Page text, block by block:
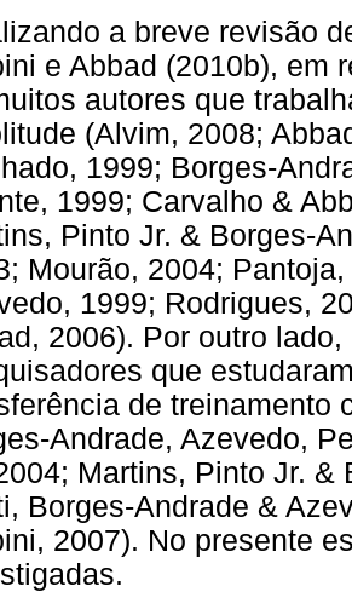
a breve revisão
e Abbad (2010b), em
autores que
(Alvim, 2008;
1999; Borges-
1999; Carvalho &
Pinto Jr. & Borges-
Mourão, 2004;
1999; Rodrigues,
2006). Por outro
que
de treinamento
Andrade, Azevedo,
Martins, Pinto Jr. &
Borges-Andrade &
2007). No presente